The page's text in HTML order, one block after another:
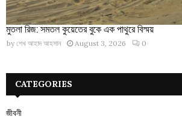
মুতলা রিজ: সমতল কুয়েতের বুকে এক পাথুরে বিস্ময়
by শেখ আহাদ আহসান August 3, 2026 0
CATEGORIES
জীবনী